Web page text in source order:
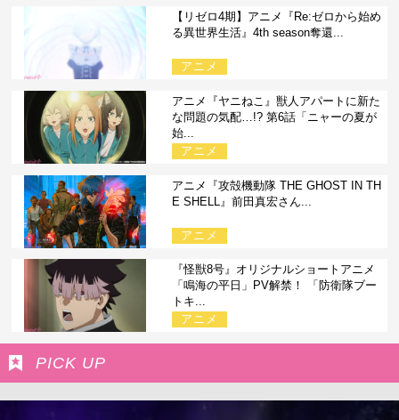
【リゼロ4期】アニメ『Re:ゼロから始め
る異世界生活』4th season奪還...
アニメ
アニメ『ヤニねこ』獣人アパートに新た
な問題の気配…!? 第6話「ニャーの夏が
始...
アニメ
アニメ『攻殻機動隊 THE GHOST IN TH
E SHELL』前田真宏さん...
アニメ
『怪獣8号』オリジナルショートアニメ
「鳴海の平日」PV解禁！ 「防衛隊ブー
トキ...
アニメ
PICK UP